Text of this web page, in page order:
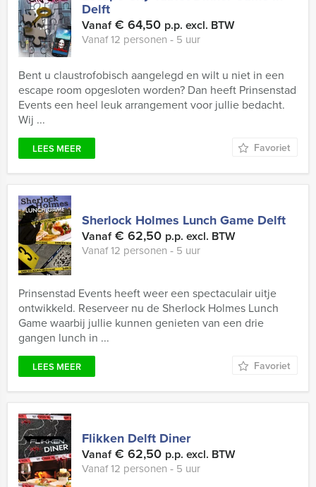
Delft
Vanaf€ 64,50 p.p. excl. BTW
Vanaf 12 personen ‐ 5 uur
Bent u claustrofobisch aangelegd en wilt u niet in een
escape room opgesloten worden? Dan heeft Prinsenstad
Events een heel leuk arrangement voor jullie bedacht.
Wij ...
LEES MEER Favoriet
Sherlock Holmes Lunch Game Delft
Vanaf€ 62,50 p.p. excl. BTW
Vanaf 12 personen ‐ 5 uur
Prinsenstad Events heeft weer een spectaculair uitje
ontwikkeld. Reserveer nu de Sherlock Holmes Lunch
Game waarbij jullie kunnen genieten van een drie
gangen lunch in ...
LEES MEER Favoriet
Flikken Delft Diner
Vanaf€ 62,50 p.p. excl. BTW
Vanaf 12 personen ‐ 5 uur